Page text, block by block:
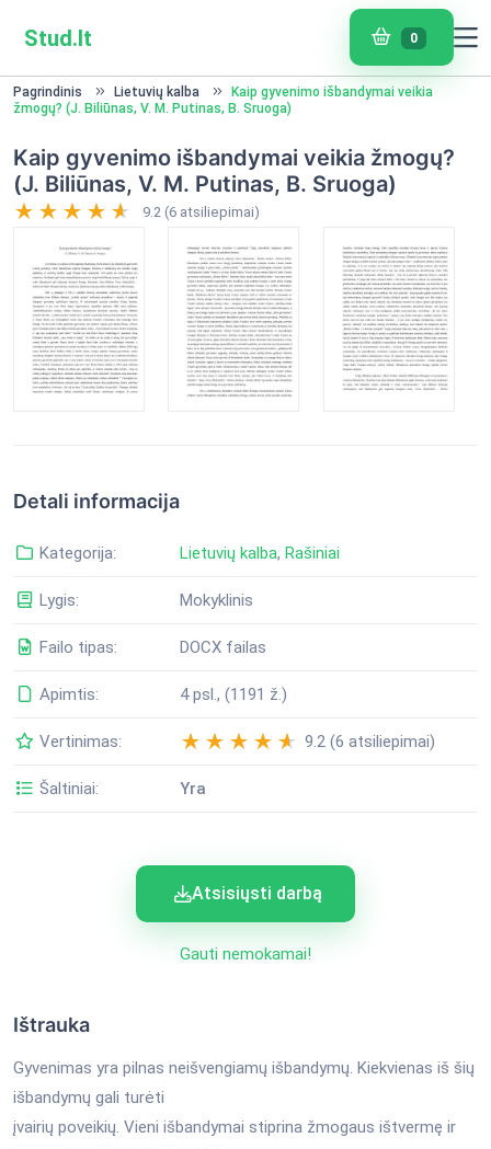
Stud.lt 0
Pagrindinis Lietuvių kalba
Kaip gyvenimo išbandymai veikia
žmogų? (J. Biliūnas, V. M. Putinas, B. Sruoga)
Kaip gyvenimo išbandymai veikia žmogų?
(J. Biliūnas, V. M. Putinas, B. Sruoga)
9.2 (6 atsiliepimai)
Detali informacija
Kategorija: Lietuvių kalba, Rašiniai
Lygis: Mokyklinis
Failo tipas: DOCX failas
Apimtis: 4 psl., (1191 ž.)
Vertinimas: 9.2 (6 atsiliepimai)
Šaltiniai: Yra
Atsisiųsti darbą
Gauti nemokamai!
Ištrauka
Gyvenimas yra pilnas neišvengiamų išbandymų. Kiekvienas iš šių
išbandymų gali turėti
įvairių poveikių. Vieni išbandymai stiprina žmogaus ištvermę ir